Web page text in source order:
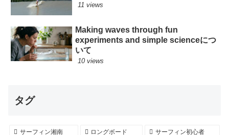
11 views
Making waves through fun
experiments and simple scienceにつ
いて
10 views
タグ
サーフィン湘南 ロングボード サーフィン初心者